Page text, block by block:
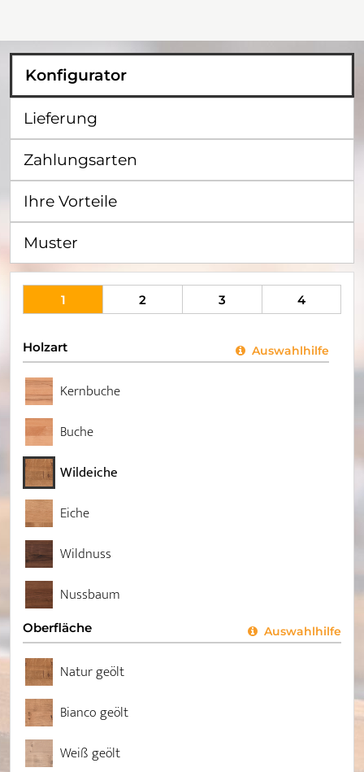
Konfigurator
Lieferung
Zahlungsarten
Ihre Vorteile
Muster
1 2 3 4
Holzart Auswahlhilfe
Kernbuche
Buche
Wildeiche
Eiche
Wildnuss
Nussbaum
Oberfläche Auswahlhilfe
Natur geölt
Bianco geölt
Weiß geölt